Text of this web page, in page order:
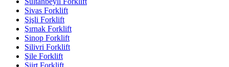
Sivas Forklift
Şişli Forklift
Şırnak Forklift
Sinop Forklift
Silivri Forklift
Şile Forklift
Siirt Forklift